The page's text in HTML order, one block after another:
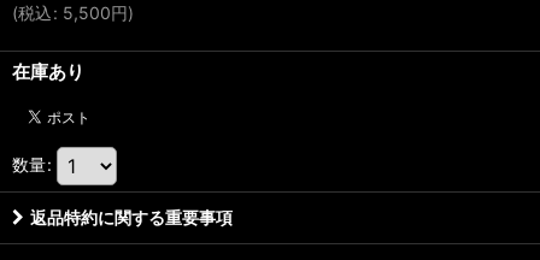
(税込: 5,500円)
在庫あり
数量:
返品特約に関する重要事項